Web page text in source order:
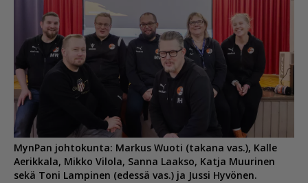
MynPan johtokunta: Markus Wuoti (takana vas.), Kalle
Aerikkala, Mikko Vilola, Sanna Laakso, Katja Muurinen
sekä Toni Lampinen (edessä vas.) ja Jussi Hyvönen.